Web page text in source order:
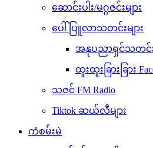
ဆောင်းပါး/မဂ္ဂဇင်းများ
ပေါ်ပြူလာသတင်းများ
အနုပညာရှင်သတင်း
ထူးထူးခြားခြား
သဇင် FM Radio
Tiktok ဆယ်လီများ
ကံစမ်းမဲ